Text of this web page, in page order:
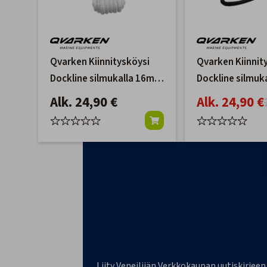
Qvarken Kiinnitysköysi
Dockline silmukalla 16mm
valkoinen
Alk. 24,90 €
Qvarken
Dockline
16mm
Alk. 24,90 €